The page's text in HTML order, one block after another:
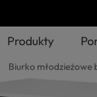
Produkty
Biurko młodzieżowe